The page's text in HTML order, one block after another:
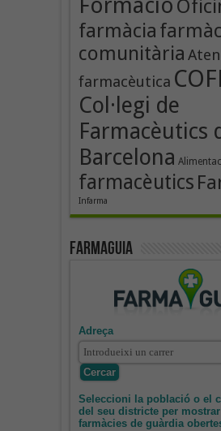
farmàcia
comunitària
farmacèutica
Col·legi de
Farmacèutics
Barcelona
farmacèutics
Infarma
Farmaguia
Adreça
Seleccioni la població o el
del seu districte per
farmàcies de guàrdia